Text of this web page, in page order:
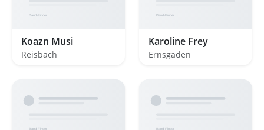
Koazn Musi
Reisbach
Karoline Frey
Ernsgaden